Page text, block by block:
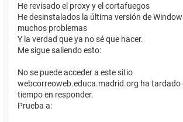
He revisado el proxy y el cortafuegos
He desinstalados la última versión de
muchos problemas
Y la verdad que ya no sé que hacer.
Me sigue saliendo esto:
No se puede acceder a este sitio
webcorreoweb.educa.madrid.org ha tardado
tiempo en responder.
Prueba a: